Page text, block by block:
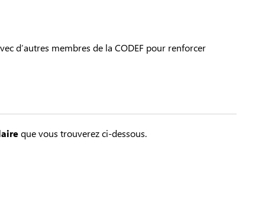
d’autres membres de la CODEF pour renforcer
que vous trouverez ci-dessous.